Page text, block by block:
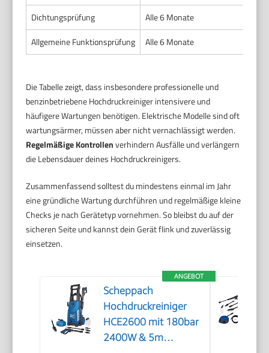
Dichtungsprüfung
Alle 6 Monate
Allgemeine Funktionsprüfung
Alle 6 Monate
Die Tabelle zeigt, dass insbesondere professionelle und
benzinbetriebene Hochdruckreiniger intensivere und
häufigere Wartungen benötigen. Elektrische Modelle sind oft
wartungsärmer, müssen aber nicht vernachlässigt werden.
Regelmäßige Kontrollenverhindern Ausfälle und verlängern
die Lebensdauer deines Hochdruckreinigers.
Zusammenfassend solltest du mindestens einmal im Jahr
eine gründliche Wartung durchführen und regelmäßige kleine
Checks je nach Gerätetyp vornehmen. So bleibst du auf der
sicheren Seite und kannst dein Gerät flink und zuverlässig
einsetzen.
ANGEBOT
Scheppach
Hochdruckreiniger
HCE2600 mit 180bar
2400W & 5m